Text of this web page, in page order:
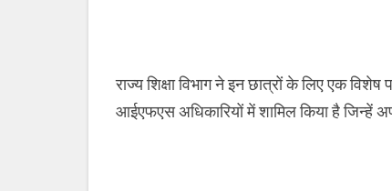
राज्य शिक्षा विभाग ने इन छात्रों के लिए एक
आईएफएस अधिकारियों में शामिल किया है जिन्हें